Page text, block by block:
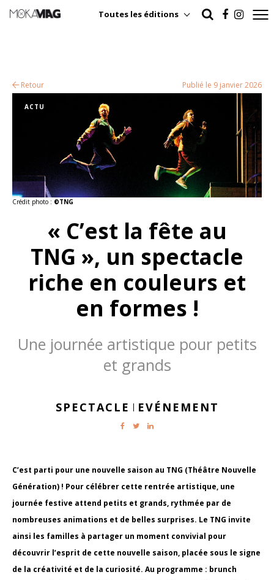
Toutes les éditions
Retour Publié le 9 janvier 2026
Crédit photo : ©TNG
ACTU
« C’est la fête au
TNG », un spectacle
riche en couleurs et
en formes !
Une journée artistique pour petits
et grands
SPECTACLE | EVÉNEMENT
C’est parti pour une nouvelle saison au TNG (Théâtre Nouvelle
Génération) ! Pour célébrer cette rentrée artistique, une
journée festive attend petits et grands, rythmée par de
nombreuses animations et de belles surprises. Le TNG invite
ainsi les familles à partager un moment convivial pour
découvrir l’esprit de cette nouvelle saison, placée sous le signe
de la créativité et de la curiosité. Au programme : brunch